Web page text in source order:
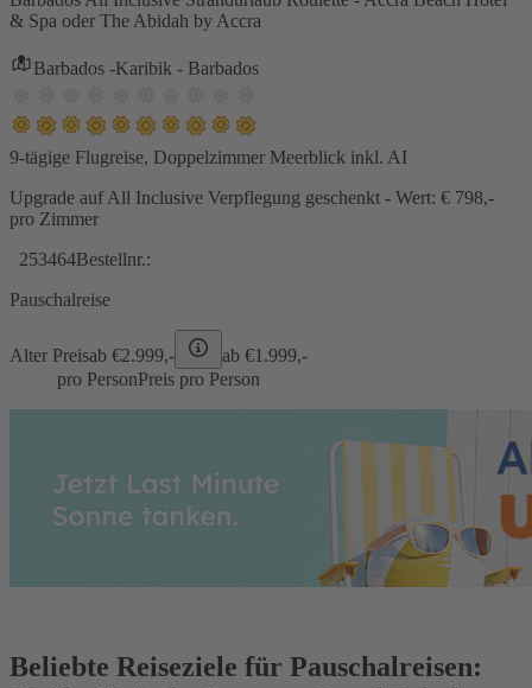
& Spa oder The Abidah by Accra
Barbados -Karibik - Barbados
9-tägige Flugreise, Doppelzimmer Meerblick inkl. AI
Upgrade auf All Inclusive Verpflegung geschenkt - Wert: € 798,-
pro Zimmer
253464Bestellnr.:
Pauschalreise
Alter Preisab €2.999,- ab €1.999,-
pro PersonPreis pro Person
Beliebte Reiseziele für Pauschalreisen: